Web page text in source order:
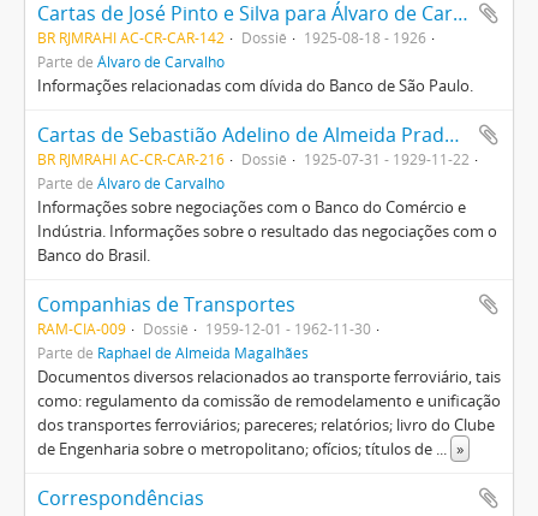
Cartas de José Pinto e Silva para Álvaro de Carvalho
BR RJMRAHI AC-CR-CAR-142 Dossiê
1925-08-18 - 1926
Parte de Álvaro de Carvalho
Informações relacionadas com dívida do Banco de São Paulo.
Cartas de Sebastião Adelino de Almeida Prado para Álvaro de Carvalho
BR RJMRAHI AC-CR-CAR-216 Dossiê
1925-07-31 - 1929-11-22
Parte de Álvaro de Carvalho
Informações sobre negociações com o Banco do Comércio e
Indústria. Informações sobre o resultado das negociações com o
Banco do Brasil.
Companhias de Transportes
RAM-CIA-009 Dossiê
1959-12-01 - 1962-11-30
Parte de Raphael de Almeida Magalhães
Documentos diversos relacionados ao transporte ferroviário, tais
como: regulamento da comissão de remodelamento e unificação
dos transportes ferroviários; pareceres; relatórios; livro do Clube
de Engenharia sobre o metropolitano; ofícios; títulos de ... »
Correspondências